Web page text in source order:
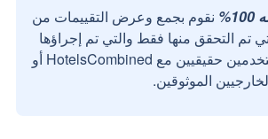
نقوم بجمع وعرض التقييمات من
تم التحقق منها فقط والتي تم إجراؤها
بواسطة مستخدمين حقيقيين مع HotelsCombined أو
الموثوقين.